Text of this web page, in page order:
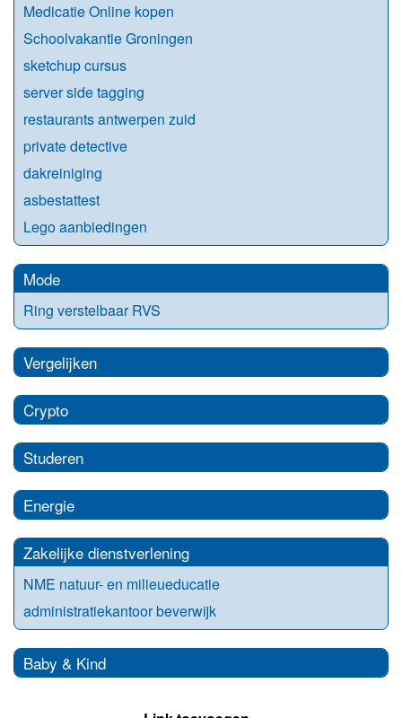
Medicatie Online kopen
Schoolvakantie Groningen
sketchup cursus
server side tagging
restaurants antwerpen zuid
private detective
dakreiniging
asbestattest
Lego aanbiedingen
Mode
Ring verstelbaar RVS
Vergelijken
Crypto
Studeren
Energie
Zakelijke dienstverlening
NME natuur- en milieueducatie
administratiekantoor beverwijk
Baby & Kind